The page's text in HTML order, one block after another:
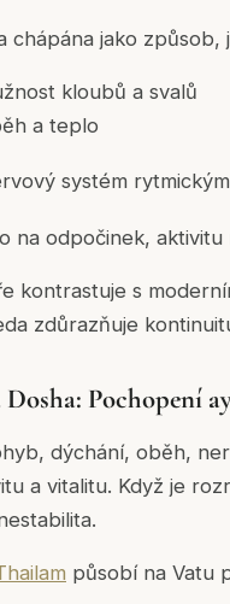
chápána jako způsob,
kloubů a svalů
a teplo
systém
na odpočinek,
kontrastuje s
zdůrazňuje
Pochopení
dýchání, oběh,
a vitalitu. Když je
působí na Vatu